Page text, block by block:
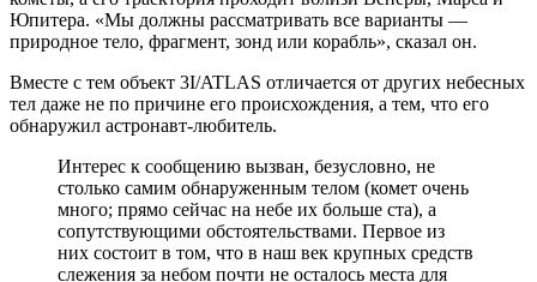
Юпитера. «Мы должны рассматривать все варианты —
природное тело, фрагмент, зонд или корабль», сказал он.
Вместе с тем объект 3I/ATLAS отличается от других небесных
тел даже не по причине его происхождения, а тем, что его
обнаружил астронавт-любитель.
Интерес к сообщению вызван, безусловно, не
столько самим обнаруженным телом (комет очень
много; прямо сейчас на небе их больше ста), а
сопутствующими обстоятельствами. Первое из
них состоит в том, что в наш век крупных средств
слежения за небом почти не осталось места для